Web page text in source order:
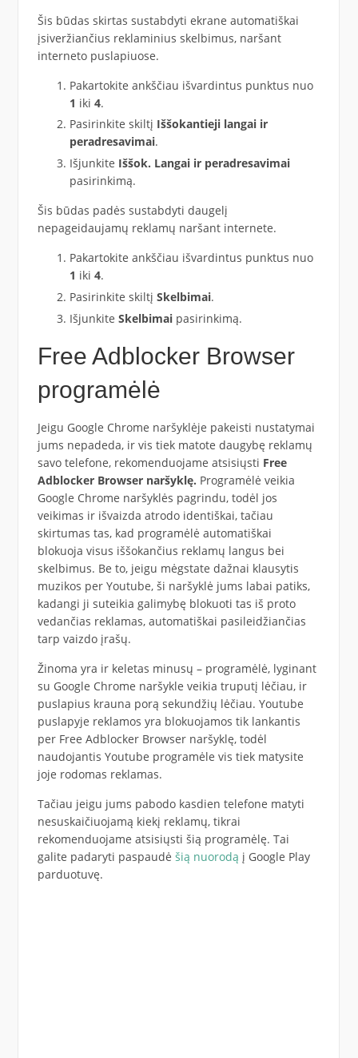
Šis būdas skirtas sustabdyti ekrane automatiškai
įsiveržiančius reklaminius skelbimus, naršant
interneto puslapiuose.
Pakartokite ankščiau išvardintus punktus nuo
1 iki 4.
Pasirinkite skiltį Iššokantieji langai ir
peradresavimai.
Išjunkite Iššok. Langai ir peradresavimai
pasirinkimą.
Šis būdas padės sustabdyti daugelį
nepageidaujamų reklamų naršant internete.
Pakartokite ankščiau išvardintus punktus nuo
1 iki 4.
Pasirinkite skiltį Skelbimai.
Išjunkite Skelbimai pasirinkimą.
Free Adblocker Browser
programėlė
Jeigu Google Chrome naršyklėje pakeisti nustatymai
jums nepadeda, ir vis tiek matote daugybę reklamų
savo telefone, rekomenduojame atsisiųsti Free
Adblocker Browser naršyklę. Programėlė veikia
Google Chrome naršyklės pagrindu, todėl jos
veikimas ir išvaizda atrodo identiškai, tačiau
skirtumas tas, kad programėlė automatiškai
blokuoja visus iššokančius reklamų langus bei
skelbimus. Be to, jeigu mėgstate dažnai klausytis
muzikos per Youtube, ši naršyklė jums labai patiks,
kadangi ji suteikia galimybę blokuoti tas iš proto
vedančias reklamas, automatiškai pasileidžiančias
tarp vaizdo įrašų.
Žinoma yra ir keletas minusų – programėlė, lyginant
su Google Chrome naršykle veikia truputį lėčiau, ir
puslapius krauna porą sekundžių lėčiau. Youtube
puslapyje reklamos yra blokuojamos tik lankantis
per Free Adblocker Browser naršyklę, todėl
naudojantis Youtube programėle vis tiek matysite
joje rodomas reklamas.
Tačiau jeigu jums pabodo kasdien telefone matyti
nesuskaičiuojamą kiekį reklamų, tikrai
rekomenduojame atsisiųsti šią programėlę. Tai
galite padaryti paspaudė šią nuorodą į Google Play
parduotuvę.